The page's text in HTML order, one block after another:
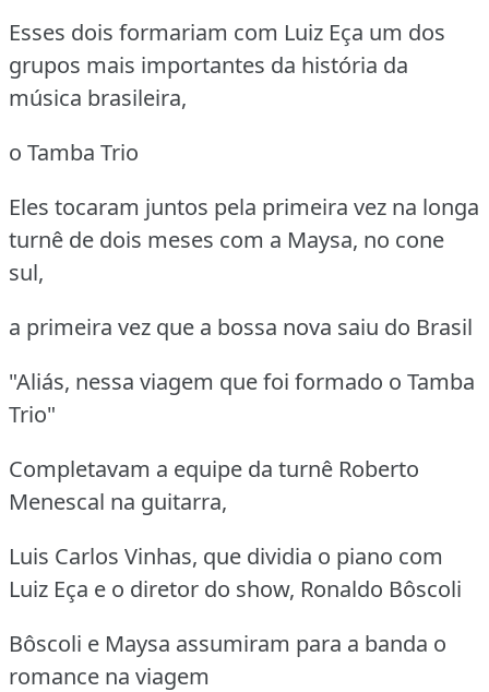
Esses dois formariam com Luiz Eça um dos
grupos mais importantes da história da
música brasileira,
o Tamba Trio
Eles tocaram juntos pela primeira vez na longa
turnê de dois meses com a Maysa, no cone
sul,
a primeira vez que a bossa nova saiu do Brasil
"Aliás, nessa viagem que foi formado o Tamba
Trio"
Completavam a equipe da turnê Roberto
Menescal na guitarra,
Luis Carlos Vinhas, que dividia o piano com
Luiz Eça e o diretor do show, Ronaldo Bôscoli
Bôscoli e Maysa assumiram para a banda o
romance na viagem